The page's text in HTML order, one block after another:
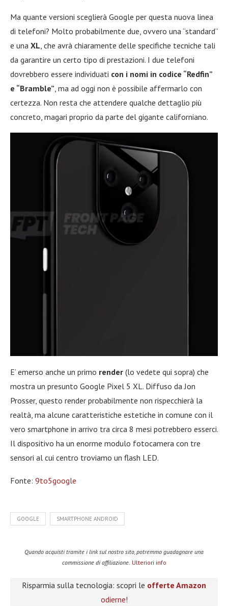
Ma quante versioni sceglierà Google per questa nuova linea
di telefoni? Molto probabilmente due, ovvero una “standard”
e una XL, che avrà chiaramente delle specifiche tecniche tali
da garantire un certo tipo di prestazioni. I due telefoni
dovrebbero essere individuati con i nomi in codice “Redfin”
e “Bramble”, ma ad oggi non è possibile affermarlo con
certezza. Non resta che attendere qualche dettaglio più
concreto, magari proprio da parte del gigante californiano.
E’ emerso anche un primo render (lo vedete qui sopra) che
mostra un presunto Google Pixel 5 XL. Diffuso da Jon
Prosser, questo render probabilmente non rispecchierà la
realtà, ma alcune caratteristiche estetiche in comune con il
vero smartphone in arrivo tra circa 8 mesi potrebbero esserci.
Il dispositivo ha un enorme modulo fotocamera con tre
sensori al cui centro troviamo un flash LED.
Fonte: 9to5google
GOOGLE SMARTPHONE ANDROID
Quando acquisti tramite i link sul nostro sito, potremmo guadagnare una
commissione di affiliazione. Ulteriori info
Risparmia sulla tecnologia: scopri le offerte Amazon
odierne!